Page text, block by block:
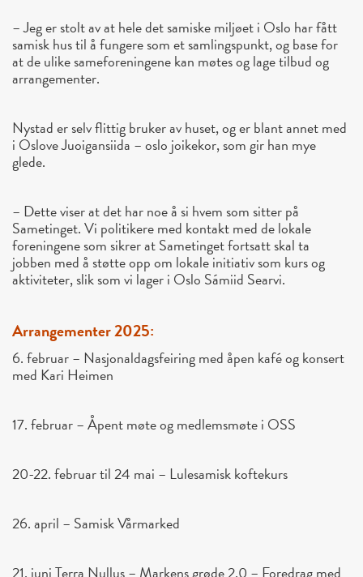
– Jeg er stolt av at hele det samiske miljøet i Oslo har fått
samisk hus til å fungere som et samlingspunkt, og base for
at de ulike sameforeningene kan møtes og lage tilbud og
arrangementer.
Nystad er selv flittig bruker av huset, og er blant annet med
i Oslove Juoigansiida – oslo joikekor, som gir han mye
glede.
– Dette viser at det har noe å si hvem som sitter på
Sametinget. Vi politikere med kontakt med de lokale
foreningene som sikrer at Sametinget fortsatt skal ta
jobben med å støtte opp om lokale initiativ som kurs og
aktiviteter, slik som vi lager i Oslo Sámiid Searvi.
Arrangementer 2025:
6. februar – Nasjonaldagsfeiring med åpen kafé og konsert
med Kari Heimen
17. februar – Åpent møte og medlemsmøte i OSS
20-22. februar til 24 mai – Lulesamisk koftekurs
26. april – Samisk Vårmarked